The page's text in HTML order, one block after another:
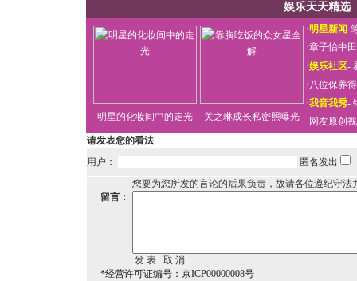
娱乐天天精选
明星的化妆间中的走光 关之琳成长私密照曝光
·明星新闻-
·章子怡中
·娱乐社区-
·八位保养
·我音我秀-
· 网友原创
请发表您的看法
用户：
匿名发出
您要为您所发的言论的后果负责，故请各位遵纪守法
留言：
*经营许可证编号：京ICP00000008号